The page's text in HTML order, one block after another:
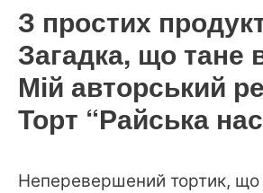
З простих
Загадка, що тане
Мій авторський
Торт “Райська
Неперевершений тортик, що